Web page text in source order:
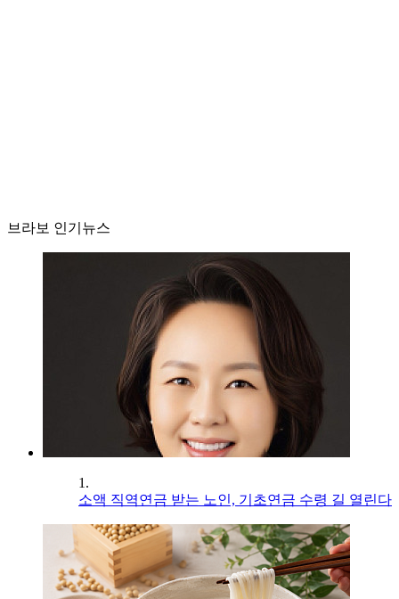
브라보 인기뉴스
1.
소액 직역연금 받는 노인, 기초연금 수령 길 열린다